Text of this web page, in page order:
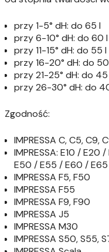
przy 1-5° dH: do 65 l
przy 6-10° dH: do 60 l
przy 11-15° dH: do 55 l
przy 16-20° dH: do
przy 21-25° dH: do 45
przy 26-30° dH: do
Zgodność:
IMPRESSA C, C5, C9,
IMPRESSA: E10 /
E50 / E55 / E60 /
IMPRESSA F5, F50
IMPRESSA F55
IMPRESSA F9, F90
IMPRESSA J5
IMPRESSA M30
IMPRESSA S50, S55,